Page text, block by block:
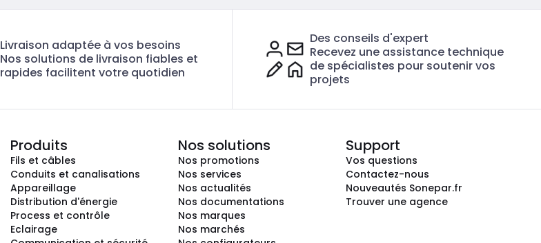
Livraison adaptée à vos besoins
Nos solutions de livraison fiables et
rapides facilitent votre quotidien
Des conseils d'expert
Recevez une assistance technique
de spécialistes pour soutenir vos
projets
Produits
Fils et câbles
Conduits et canalisations
Appareillage
Distribution d'énergie
Process et contrôle
Eclairage
Nos solutions
Nos promotions
Nos services
Nos actualités
Nos documentations
Nos marques
Nos marchés
Support
Vos questions
Contactez-nous
Nouveautés Sonepar.fr
Trouver une agence